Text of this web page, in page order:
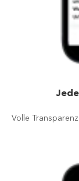
Volle